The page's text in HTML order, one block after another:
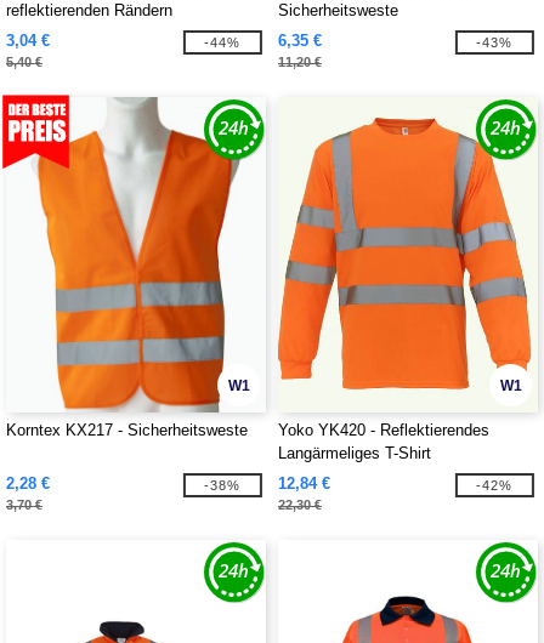
reflektierenden Rändern
3,04 €
5,40 €
-44%
Sicherheitsweste
6,35 €
11,20 €
-43%
W1
Korntex KX217 - Sicherheitsweste
2,28 €
3,70 €
-38%
W1
Yoko YK420 - Reflektierendes
Langärmeliges T-Shirt
12,84 €
22,30 €
-42%